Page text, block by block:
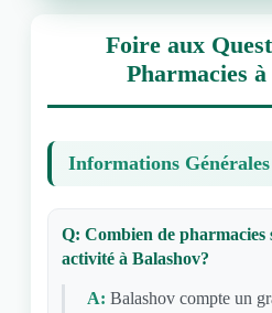
Foire aux
Pharmacies
Informations Générales
Q: Combien de pharmacies
activité à Balashov?
A: Balashov compte un